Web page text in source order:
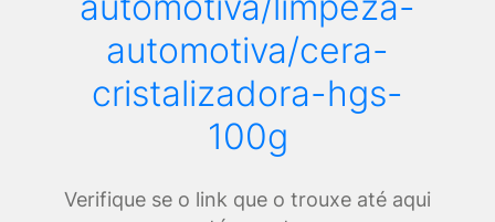
automotiva/cera-
cristalizadora-hgs-
100g
Verifique se o link que o trouxe até aqui